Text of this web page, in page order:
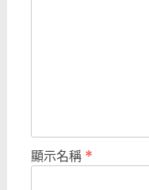
顯示名稱 *